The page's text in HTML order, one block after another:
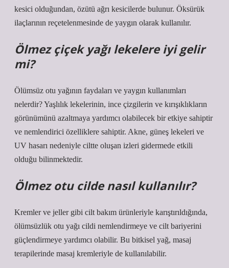
kesici olduğundan, özütü ağrı kesicilerde bulunur. Öksürük
ilaçlarının reçetelenmesinde de yaygın olarak kullanılır.
Ölmez çiçek yağı lekelere iyi gelir
mi?
Ölümsüz otu yağının faydaları ve yaygın kullanımları
nelerdir? Yaşlılık lekelerinin, ince çizgilerin ve kırışıklıkların
görünümünü azaltmaya yardımcı olabilecek bir etkiye sahiptir
ve nemlendirici özelliklere sahiptir. Akne, güneş lekeleri ve
UV hasarı nedeniyle ciltte oluşan izleri gidermede etkili
olduğu bilinmektedir.
Ölmez otu cilde nasıl kullanılır?
Kremler ve jeller gibi cilt bakım ürünleriyle karıştırıldığında,
ölümsüzlük otu yağı cildi nemlendirmeye ve cilt bariyerini
güçlendirmeye yardımcı olabilir. Bu bitkisel yağ, masaj
terapilerinde masaj kremleriyle de kullanılabilir.